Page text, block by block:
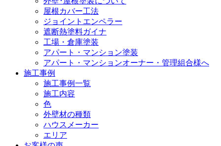
屋根カバー工法
ジョイントエンペラー
遮断熱塗料ガイナ
工場・倉庫塗装
アパート・マンション塗装
アパート・マンションオーナー・管理組合様へ
施工事例
施工事例一覧
施工内容
色
外壁材の種類
ハウスメーカー
エリア